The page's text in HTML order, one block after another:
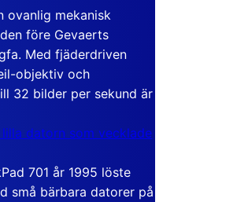
ovanlig mekanisk
före Gevaerts
Med fjäderdriven
objektiv och
32 bilder per sekund är
lilla datorn som vecklade
701 år 1995 löste
små bärbara datorer på